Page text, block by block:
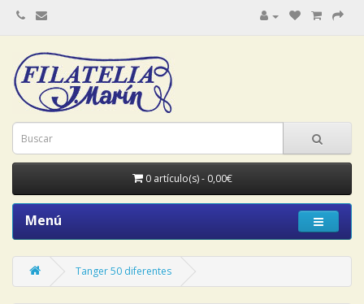
0 artículo(s) - 0,00€
Menú
Tanger 50 diferentes